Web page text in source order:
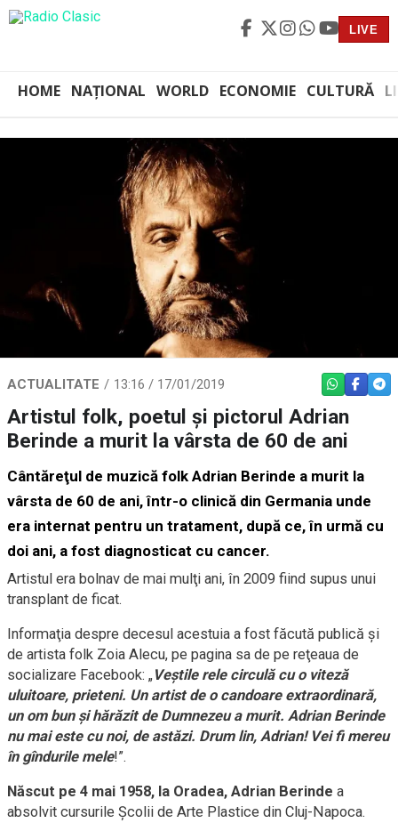
LIVE
HOME NAȚIONAL WORLD ECONOMIE CULTURĂ
ACTUALITATE 13:16 / 17/01/2019 WHATSAPP
Artistul folk, poetul şi pictorul Adrian
Berinde a murit la vârsta de 60 de ani
Cântăreţul de muzică folk Adrian Berinde a murit la
vârsta de 60 de ani, într-o clinică din Germania unde
era internat pentru un tratament, după ce, în urmă cu
doi ani, a fost diagnosticat cu cancer.
Artistul era bolnav de mai mulţi ani, în 2009 fiind supus unui
transplant de ficat.
Informaţia despre decesul acestuia a fost făcută publică şi
de artista folk Zoia Alecu, pe pagina sa de pe reţeaua de
socializare Facebook: „Veştile rele circulă cu o viteză
uluitoare, prieteni. Un artist de o candoare extraordinară,
un om bun şi hărăzit de Dumnezeu a murit. Adrian Berinde
nu mai este cu noi, de astăzi. Drum lin, Adrian! Vei fi mereu
în gîndurile mele!”.
Născut pe 4 mai 1958, la Oradea, Adrian Berinde a
absolvit cursurile Şcolii de Arte Plastice din Cluj-Napoca.